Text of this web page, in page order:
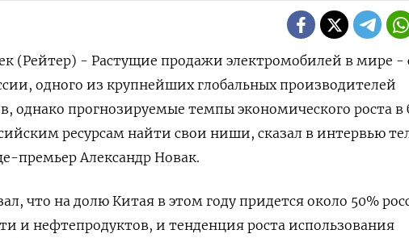
(Рейтер) - Растущие продажи электромобилей в мире -
одного из крупнейших глобальных производителей
однако прогнозируемые темпы экономического роста
ресурсам найти свои ниши, сказал в интервью
премьер Александр Новак.
что на долю Китая в этом году придется около 50%
и нефтепродуктов, и тенденция роста использования